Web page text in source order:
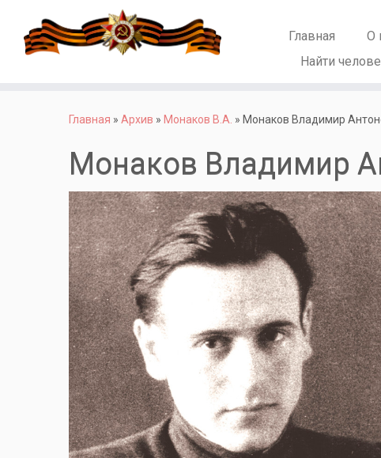
Главная О
Найти
Главная » Архив » Монаков В.А. » Монаков Владимир
Монаков Владимир